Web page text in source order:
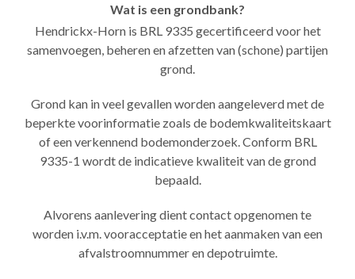
Wat is een grondbank?
Hendrickx-Horn is BRL 9335 gecertificeerd voor het
samenvoegen, beheren en afzetten van (schone) partijen
grond.
Grond kan in veel gevallen worden aangeleverd met de
beperkte voorinformatie zoals de bodemkwaliteitskaart
of een verkennend bodemonderzoek. Conform BRL
9335-1 wordt de indicatieve kwaliteit van de grond
bepaald.
Alvorens aanlevering dient contact opgenomen te
worden i.v.m. vooracceptatie en het aanmaken van een
afvalstroomnummer en depotruimte.